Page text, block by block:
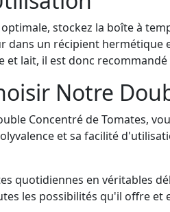
stockez la boîte à
un récipient hermétique
et lait, il est donc
Notre
Concentré de Tomates,
et sa facilité
quotidiennes en véritables
les possibilités qu'il offre et